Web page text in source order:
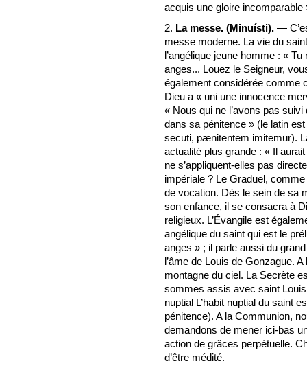
acquis une gloire incomparable
2. La messe. (Minuísti). —
messe moderne. La vie du
l’angélique jeune homme : «
anges... Louez le Seigneur,
également considérée comme
Dieu a « uni une innocence
« Nous qui ne l’avons pas
dans sa pénitence » (le latin
secuti, pænitentem imitemur).
actualité plus grande : « Il
ne s’appliquent-elles pas
impériale ? Le Graduel,
de vocation. Dès le sein de sa
son enfance, il se consacra à
religieux. L’Évangile est
angélique du saint qui est le
anges » ; il parle aussi du
l’âme de Louis de Gonzague.
montagne du ciel. La Secrète
sommes assis avec saint
nuptial L’habit nuptial du saint
pénitence). A la Communion,
demandons de mener ici-bas
action de grâces perpétuelle.
d’être médité.